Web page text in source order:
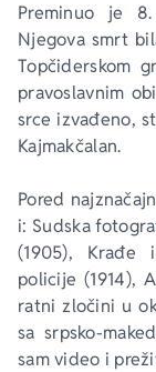
Preminuo je
Njegova smrt
Topčiderskom
pravoslavnim
srce izvađeno,
Kajmakčalan.
Pored
i: Sudska
(1905), Krađe
policije (1914),
ratni zločini u
sa srpsko-
sam video i